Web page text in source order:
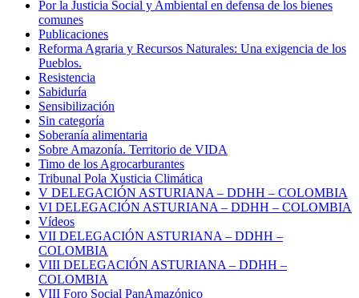
Por la Justicia Social y Ambiental en defensa de los bienes
comunes
Publicaciones
Reforma Agraria y Recursos Naturales: Una exigencia de los
Pueblos.
Resistencia
Sabiduría
Sensibilización
Sin categoría
Soberanía alimentaria
Sobre Amazonía. Territorio de VIDA
Timo de los Agrocarburantes
Tribunal Pola Xusticia Climática
V DELEGACIÓN ASTURIANA – DDHH – COLOMBIA
VI DELEGACIÓN ASTURIANA – DDHH – COLOMBIA
Vídeos
VII DELEGACIÓN ASTURIANA – DDHH –
COLOMBIA
VIII DELEGACIÓN ASTURIANA – DDHH –
COLOMBIA
VIII Foro Social PanAmazónico